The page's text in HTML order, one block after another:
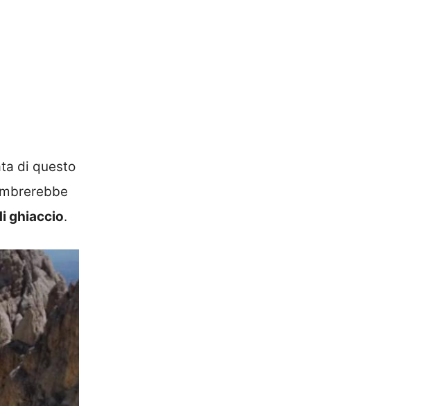
di questo
ghiaccio.